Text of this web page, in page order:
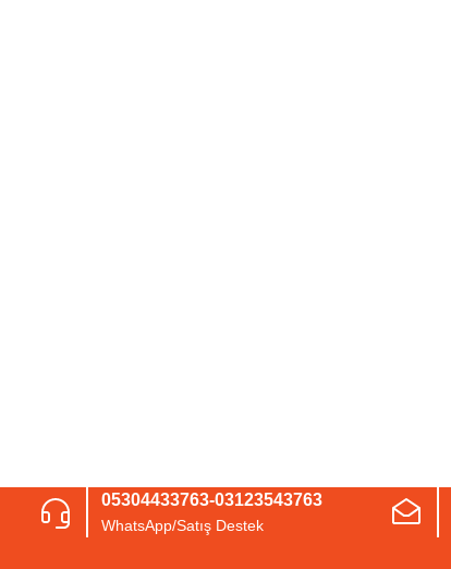
05304433763-03123543763
WhatsApp/Satış Destek